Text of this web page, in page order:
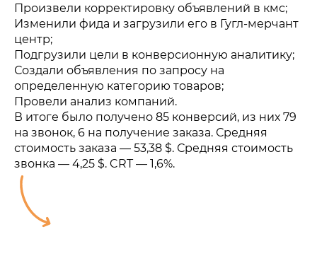
Произвели корректировку объявлений в кмс;
Изменили фида и загрузили его в Гугл-мерчант
центр;
Подгрузили цели в конверсионную аналитику;
Создали объявления по запросу на
определенную категорию товаров;
Провели анализ компаний.
В итоге было получено 85 конверсий, из них 79
на звонок, 6 на получение заказа. Средняя
стоимость заказа — 53,38 $. Средняя стоимость
звонка — 4,25 $. CRT — 1,6%.